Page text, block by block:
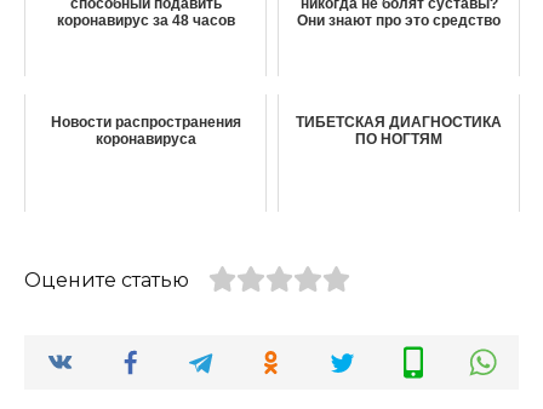
способный подавить
коронавирус за 48 часов
никогда не болят суставы?
Они знают про это средство
Новости распространения
коронавируса
ТИБЕТСКАЯ ДИАГНОСТИКА
ПО НОГТЯМ
Оцените статью